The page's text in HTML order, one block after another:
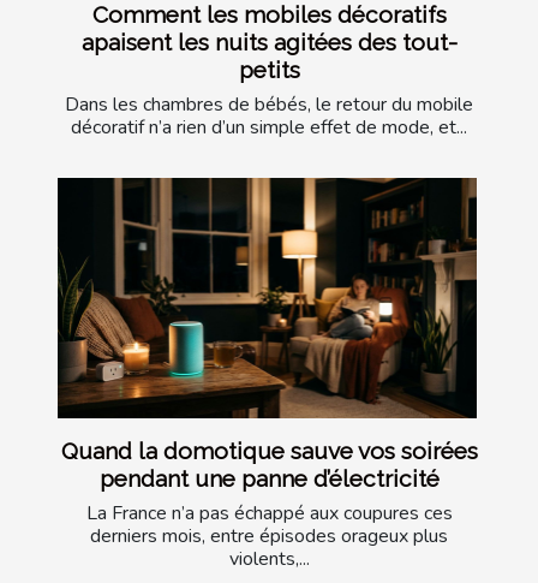
Comment les mobiles décoratifs
apaisent les nuits agitées des tout-
petits
Dans les chambres de bébés, le retour du mobile
décoratif n’a rien d’un simple effet de mode, et...
Quand la domotique sauve vos soirées
pendant une panne d’électricité
La France n’a pas échappé aux coupures ces
derniers mois, entre épisodes orageux plus
violents,...